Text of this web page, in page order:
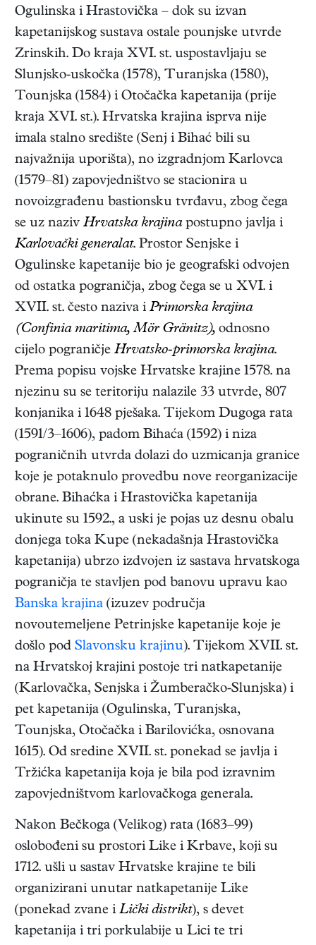
Ogulinska i Hrastovička – dok su izvan
kapetanijskog sustava ostale pounjske utvrde
Zrinskih. Do kraja XVI. st. uspostavljaju se
Slunjsko-uskočka (1578), Turanjska (1580),
Tounjska (1584) i Otočačka kapetanija (prije
kraja XVI. st.). Hrvatska krajina isprva nije
imala stalno središte (Senj i Bihać bili su
najvažnija uporišta), no izgradnjom Karlovca
(1579–81) zapovjedništvo se stacionira u
novoizgrađenu bastionsku tvrđavu, zbog čega
se uz naziv Hrvatska krajinapostupno javlja i
Karlovački generalat. Prostor Senjske i
Ogulinske kapetanije bio je geografski odvojen
od ostatka pograničja, zbog čega se u XVI. i
XVII. st. često naziva i Primorska krajina
(Confinia maritima, Mör Gränitz), odnosno
cijelo pograničje Hrvatsko-primorska krajina.
Prema popisu vojske Hrvatske krajine 1578. na
njezinu su se teritoriju nalazile 33 utvrde, 807
konjanika i 1648 pješaka. Tijekom Dugoga rata
(1591/3–1606), padom Bihaća (1592) i niza
pograničnih utvrda dolazi do uzmicanja granice
koje je potaknulo provedbu nove reorganizacije
obrane. Bihaćka i Hrastovička kapetanija
ukinute su 1592., a uski je pojas uz desnu obalu
donjega toka Kupe (nekadašnja Hrastovička
kapetanija) ubrzo izdvojen iz sastava hrvatskoga
pograničja te stavljen pod banovu upravu kao
Banska krajina (izuzev područja
novoutemeljene Petrinjske kapetanije koje je
došlo pod Slavonsku krajinu). Tijekom XVII. st.
na Hrvatskoj krajini postoje tri natkapetanije
(Karlovačka, Senjska i Žumberačko-Slunjska) i
pet kapetanija (Ogulinska, Turanjska,
Tounjska, Otočačka i Barilovićka, osnovana
1615). Od sredine XVII. st. ponekad se javlja i
Tržićka kapetanija koja je bila pod izravnim
zapovjedništvom karlovačkoga generala.
Nakon Bečkoga (Velikog) rata (1683–99)
oslobođeni su prostori Like i Krbave, koji su
1712. ušli u sastav Hrvatske krajine te bili
organizirani unutar natkapetanije Like
(ponekad zvane i Lički distrikt), s devet
kapetanija i tri porkulabije u Lici te tri